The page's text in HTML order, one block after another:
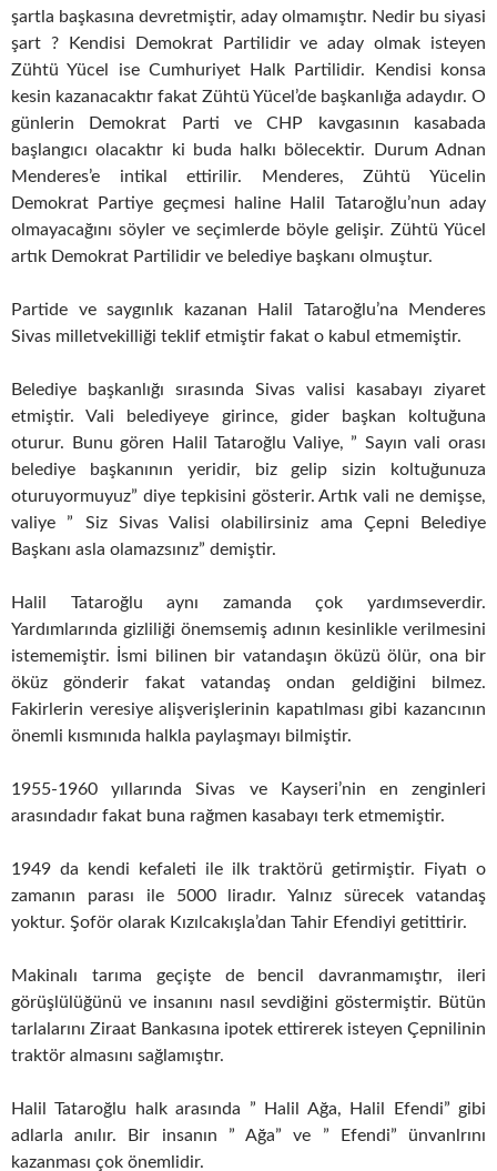
şartla başkasına devretmiştir, aday olmamıştır. Nedir bu siyasi
şart ? Kendisi Demokrat Partilidir ve aday olmak isteyen
Zühtü Yücel ise Cumhuriyet Halk Partilidir. Kendisi konsa
kesin kazanacaktır fakat Zühtü Yücel’de başkanlığa adaydır. O
günlerin Demokrat Parti ve CHP kavgasının kasabada
başlangıcı olacaktır ki buda halkı bölecektir. Durum Adnan
Menderes’e intikal ettirilir. Menderes, Zühtü Yücelin
Demokrat Partiye geçmesi haline Halil Tataroğlu’nun aday
olmayacağını söyler ve seçimlerde böyle gelişir. Zühtü Yücel
artık Demokrat Partilidir ve belediye başkanı olmuştur.
Partide ve saygınlık kazanan Halil Tataroğlu’na Menderes
Sivas milletvekilliği teklif etmiştir fakat o kabul etmemiştir.
Belediye başkanlığı sırasında Sivas valisi kasabayı ziyaret
etmiştir. Vali belediyeye girince, gider başkan koltuğuna
oturur. Bunu gören Halil Tataroğlu Valiye, ” Sayın vali orası
belediye başkanının yeridir, biz gelip sizin koltuğunuza
oturuyormuyuz” diye tepkisini gösterir. Artık vali ne demişse,
valiye ” Siz Sivas Valisi olabilirsiniz ama Çepni Belediye
Başkanı asla olamazsınız” demiştir.
Halil Tataroğlu aynı zamanda çok yardımseverdir.
Yardımlarında gizliliği önemsemiş adının kesinlikle verilmesini
istememiştir. İsmi bilinen bir vatandaşın öküzü ölür, ona bir
öküz gönderir fakat vatandaş ondan geldiğini bilmez.
Fakirlerin veresiye alişverişlerinin kapatılması gibi kazancının
önemli kısmınıda halkla paylaşmayı bilmiştir.
1955-1960 yıllarında Sivas ve Kayseri’nin en zenginleri
arasındadır fakat buna rağmen kasabayı terk etmemiştir.
1949 da kendi kefaleti ile ilk traktörü getirmiştir. Fiyatı o
zamanın parası ile 5000 liradır. Yalnız sürecek vatandaş
yoktur. Şoför olarak Kızılcakışla’dan Tahir Efendiyi getittirir.
Makinalı tarıma geçişte de bencil davranmamıştır, ileri
görüşlülüğünü ve insanını nasıl sevdiğini göstermiştir. Bütün
tarlalarını Ziraat Bankasına ipotek ettirerek isteyen Çepnilinin
traktör almasını sağlamıştır.
Halil Tataroğlu halk arasında ” Halil Ağa, Halil Efendi” gibi
adlarla anılır. Bir insanın ” Ağa” ve ” Efendi” ünvanlrını
kazanması çok önemlidir.